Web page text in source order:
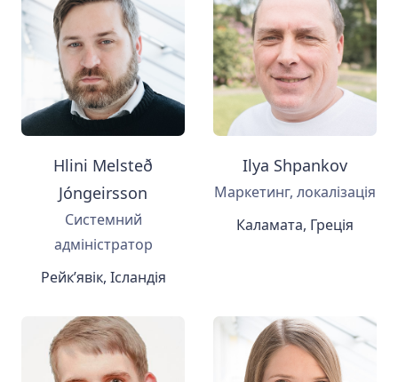
Hlini Melsteð
Jóngeirsson
Системний
адміністратор
Рейк’явік, Ісландія
Ilya Shpankov
Маркетинг, локалізація
Каламата, Греція